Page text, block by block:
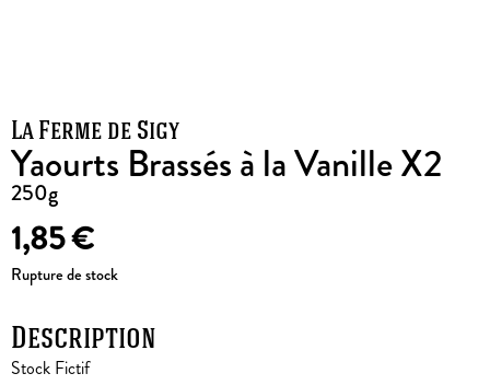
La Ferme de Sigy
Yaourts Brassés à la Vanille X2
250g
1,85€
Rupture de stock
Description
Stock Fictif